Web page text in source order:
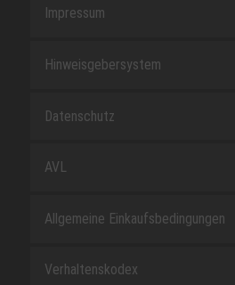
Impressum
Hinweisgebersystem
Datenschutz
AVL
Allgemeine Einkaufsbedingungen
Verhaltenskodex